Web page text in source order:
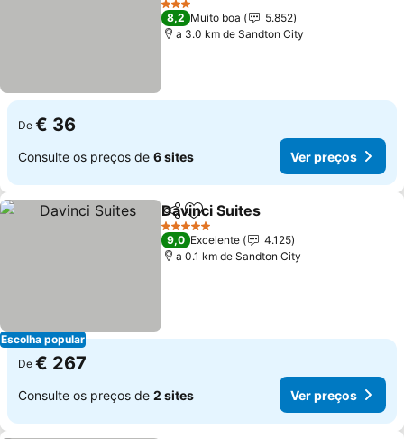
3 Estrelas
8,2 Muito boa
5.852
a 3.0 km de Sandton City
De € 36
Consulte os preços de 6 sites Ver preços
Escolha popular
PartilharAdicionar aos favoritos
Davinci Suites
5 Estrelas
9,0 Excelente
4.125
a 0.1 km de Sandton City
De € 267
Consulte os preços de 2 sites Ver preços